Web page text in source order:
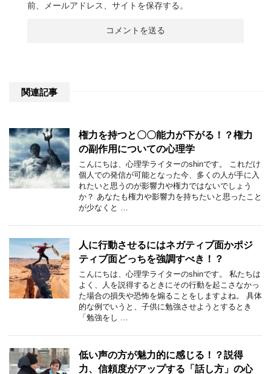
前、メールアドレス、サイトを保存する。
関連記事
権力を持つと〇〇能力が下がる！？権力
の副作用についての心理学
こんにちは、心理学ライターのshinです。 これだけ
個人での発信が可能となった今、多くの人が手に入
れたいと思うのが影響力や権力ではないでしょう
か？ あなたも権力や影響力を持ちたいと思ったこと
が少なくと …
人に行動させるにはネガティブ面かポジ
ティブ面どっちを強調すべき！？
こんにちは、心理学ライターのshinです。 私たちは
よく、人を説得するときにその行動を起こさなかっ
た場合の損失や恐怖を煽ることをしますよね。 具体
的な例でいうと、子供に勉強させようとするとき
「勉強をし …
低い声の方が魅力的に感じる！？説得
力、信頼度がアップする「話し方」の心